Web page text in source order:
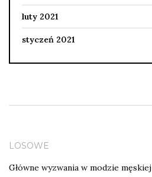
luty 2021
styczeń 2021
LOSOWE
Główne wyzwania w modzie męskiej